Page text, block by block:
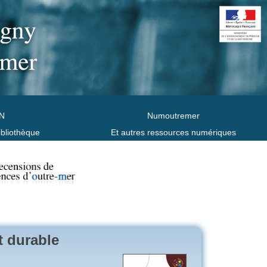
Numoutremer
Et autres ressources numériques
durable